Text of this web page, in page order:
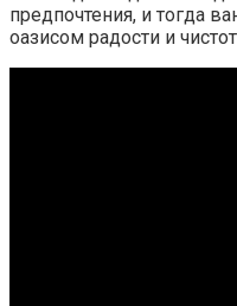
предпочтения, и тогда
оазисом радости и